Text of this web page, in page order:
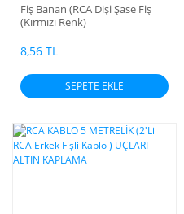
Fiş Banan (RCA Dişi Şase Fiş
(Kırmızı Renk)
8,56 TL
SEPETE EKLE